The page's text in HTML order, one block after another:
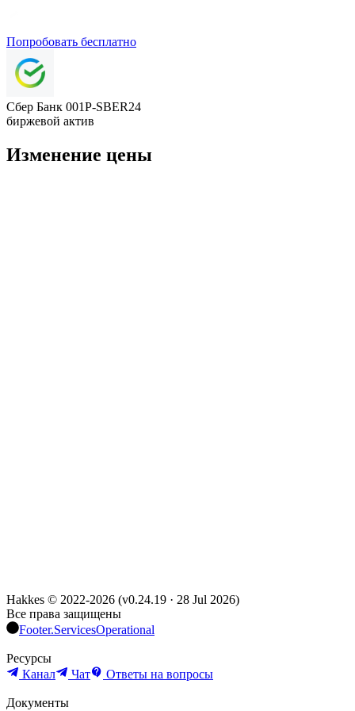
Попробовать бесплатно
Сбер Банк 001P-SBER24
биржевой актив
Изменение цены
Hakkes © 2022-2026 (v0.24.19 · 28 Jul 2026)
Все права защищены
Footer.ServicesOperational
Ресурсы
Канал
Чат Ответы на вопросы
Документы